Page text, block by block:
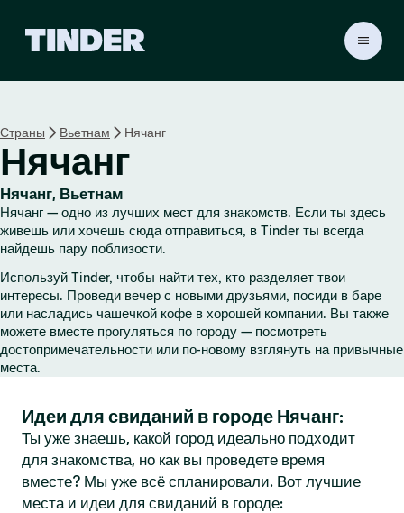
а
р
а
н
ц
а
T
i
n
r
Страны Вьетнам Нячанг
Нячанг
Нячанг, Вьетнам
Нячанг — одно из лучших мест для знакомств. Если ты здесь
живешь или хочешь сюда отправиться, в Tinder ты всегда
найдешь пару поблизости.
Используй Tinder, чтобы найти тех, кто разделяет твои
интересы. Проведи вечер с новыми друзьями, посиди в баре
или насладись чашечкой кофе в хорошей компании. Вы также
можете вместе прогуляться по городу — посмотреть
достопримечательности или по-новому взглянуть на привычные
места.
Идеи для свиданий в городе Нячанг:
Ты уже знаешь, какой город идеально подходит
для знакомства, но как вы проведете время
вместе? Мы уже всё спланировали. Вот лучшие
места и идеи для свиданий в городе: